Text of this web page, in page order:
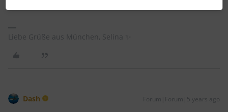
Liebe Grüße aus München, Selina ✨
Dash Forum|Forum|5 years ago